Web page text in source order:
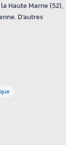
Haute Marne (52),
D'autres